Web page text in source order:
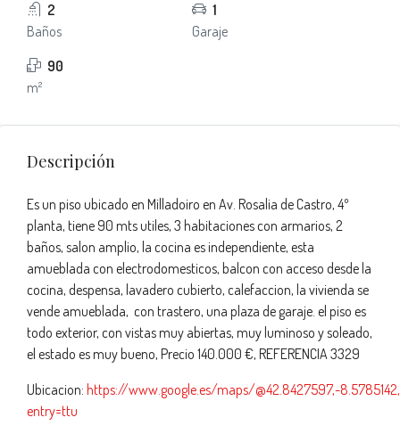
2
Baños
1
Garaje
90
m²
Descripción
Es un piso ubicado en Milladoiro en Av. Rosalia de Castro, 4º
planta, tiene 90 mts utiles, 3 habitaciones con armarios, 2
baños, salon amplio, la cocina es independiente, esta
amueblada con electrodomesticos, balcon con acceso desde la
cocina, despensa, lavadero cubierto, calefaccion, la vivienda se
vende amueblada, con trastero, una plaza de garaje. el piso es
todo exterior, con vistas muy abiertas, muy luminoso y soleado,
el estado es muy bueno, Precio 140.000 €, REFERENCIA 3329
Ubicacion: https://www.google.es/maps/@42.8427597,-
entry=ttu